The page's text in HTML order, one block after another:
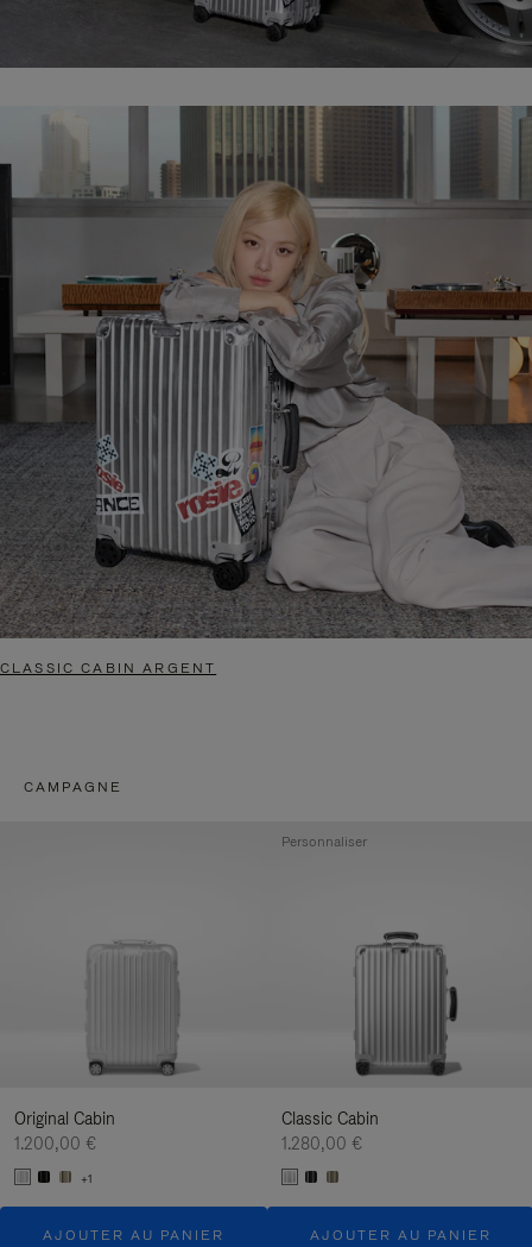
CLASSIC CABIN ARGENT
CAMPAGNE
Original Cabin
1.200,00 €
+1
AJOUTER AU PANIER
Classic Cabin
1.280,00 €
AJOUTER AU PANIER
Personnaliser